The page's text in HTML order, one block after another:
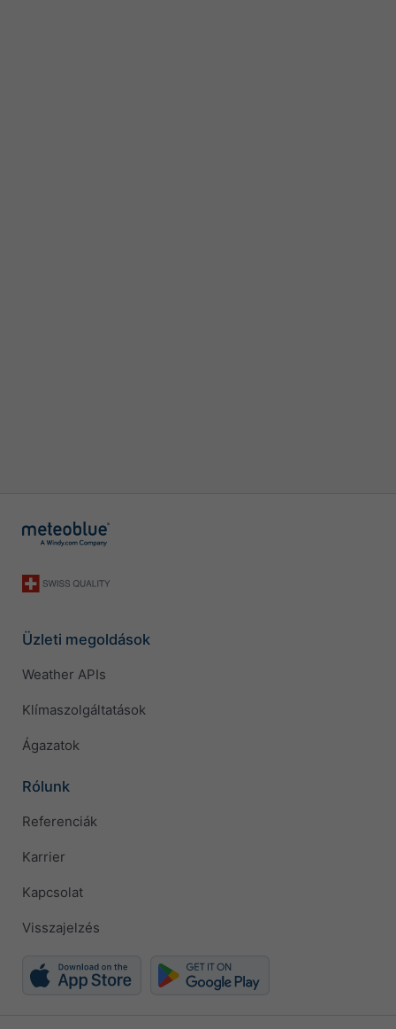
Üzleti megoldások
Weather APIs
Klímaszolgáltatások
Ágazatok
Rólunk
Referenciák
Karrier
Kapcsolat
Visszajelzés